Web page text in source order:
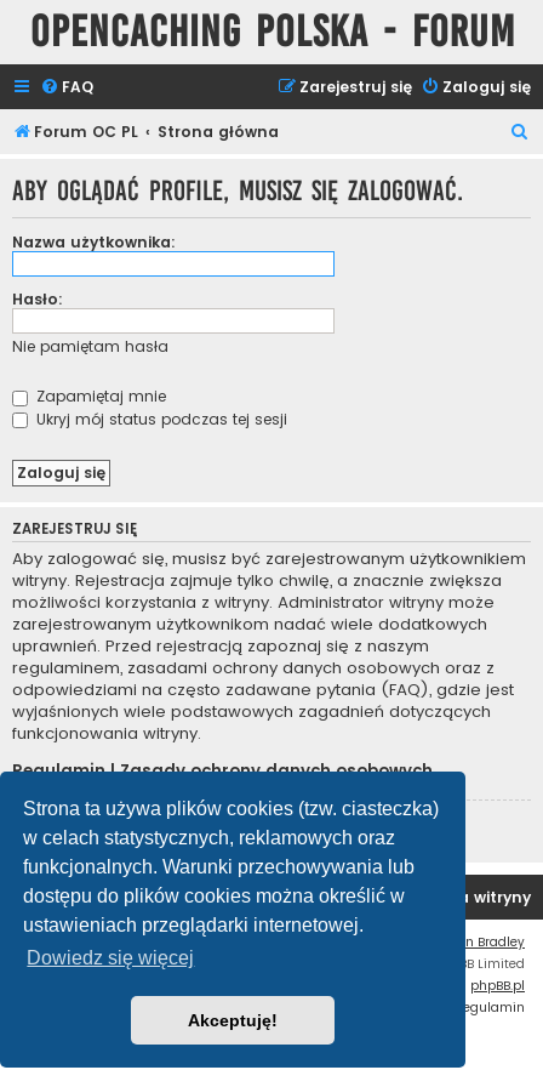
Strona ta używa plików cookies (tzw. ciasteczka)
w celach statystycznych, reklamowych oraz
funkcjonalnych. Warunki przechowywania lub
dostępu do plików cookies można określić w
ustawieniach przeglądarki internetowej.
Dowiedz się więcej
Akceptuję!
Opencaching Polska - Forum
FAQ Zaloguj się
Zarejestruj się
Forum OC PL Strona główna
k
Aby oglądać profile, musisz się zalogować.
Nazwa użytkownika:
Hasło:
Nie pamiętam hasła
Zapamiętaj mnie
Ukryj mój status podczas tej sesji
ZAREJESTRUJ SIĘ
Aby zalogować się, musisz być zarejestrowanym użytkownikiem
witryny. Rejestracja zajmuje tylko chwilę, a znacznie zwiększa
możliwości korzystania z witryny. Administrator witryny może
zarejestrowanym użytkownikom nadać wiele dodatkowych
uprawnień. Przed rejestracją zapoznaj się z naszym
regulaminem, zasadami ochrony danych osobowych oraz z
odpowiedziami na często zadawane pytania (FAQ), gdzie jest
wyjaśnionych wiele podstawowych zagadnień dotyczących
funkcjonowania witryny.
Regulamin|Zasady ochrony danych osobowych
Zarejestruj się
Forum OC PL Strona główna Usuń ciasteczka witryny
Ian Bradley
Technologię dostarcza
® Forum Software © phpBB Limited
phpBB.pl
Regulamin